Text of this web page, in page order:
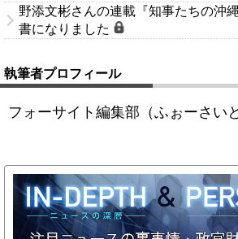
野添文彬さんの連載『知事たちの沖
書になりました
執筆者プロフィール
フォーサイト編集部（ふぉーさい